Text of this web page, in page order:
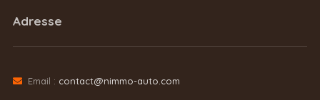
Adresse
Email : contact@nimmo-auto.com